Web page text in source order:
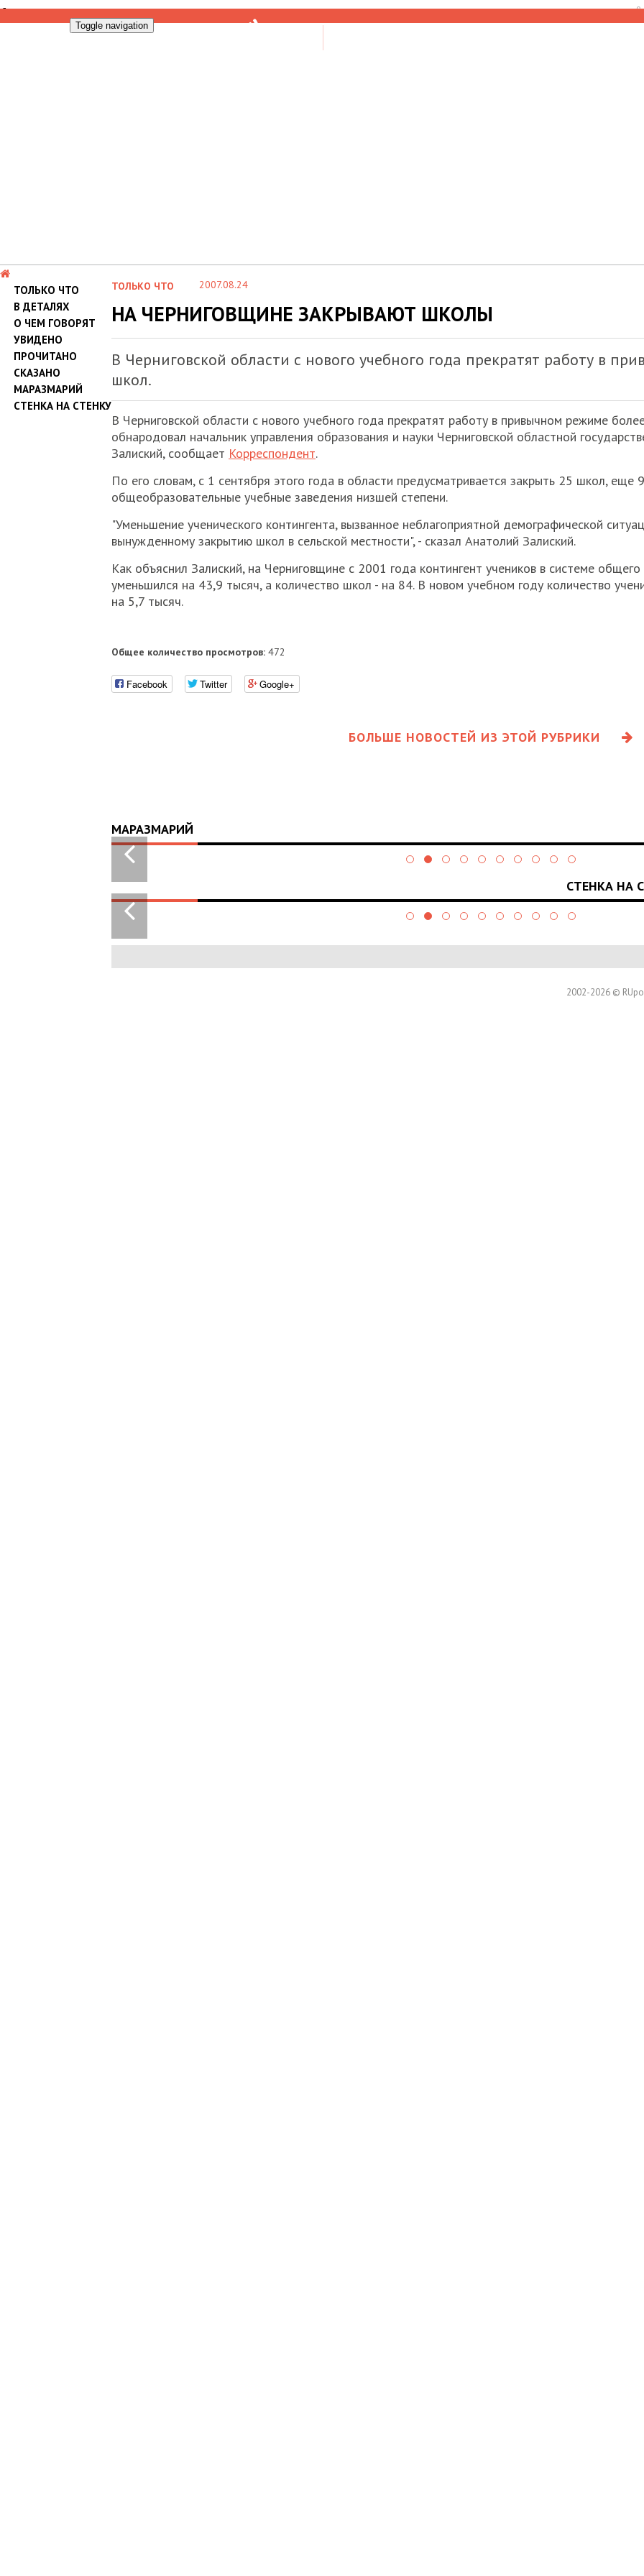
8
Toggle navigation
ТОЛЬКО ЧТО
В ДЕТАЛЯХ
О ЧЕМ ГОВОРЯТ
УВИДЕНО
ПРОЧИТАНО
СКАЗАНО
МАРАЗМАРИЙ
СТЕНКА НА СТЕНКУ
ТОЛЬКО ЧТО 2007.08.24
НА ЧЕРНИГОВЩИНЕ ЗАКРЫВАЮТ ШКОЛЫ
В Черниговской области с нового учебного года прекратят работу в
школ.
В Черниговской области с нового учебного года прекратят работу в привычном режиме
обнародовал начальник управления образования и науки Черниговской областной
Залиский, сообщает Корреспондент.
По его словам, с 1 сентября этого года в области предусматривается закрыть 25 школ, еще
общеобразовательные учебные заведения низшей степени.
"Уменьшение ученического контингента, вызванное неблагоприятной демографической
вынужденному закрытию школ в сельской местности", - сказал Анатолий Залиский.
Как объяснил Залиский, на Черниговщине с 2001 года контингент учеников в системе
уменьшился на 43,9 тысяч, а количество школ - на 84. В новом учебном году количество
на 5,7 тысяч.
Общее количество просмотров: 472
Facebook Twitter Google+
БОЛЬШЕ НОВОСТЕЙ ИЗ ЭТОЙ РУБРИКИ
МАРАЗМАРИЙ
СТЕНКА НА
2002-2026 ©